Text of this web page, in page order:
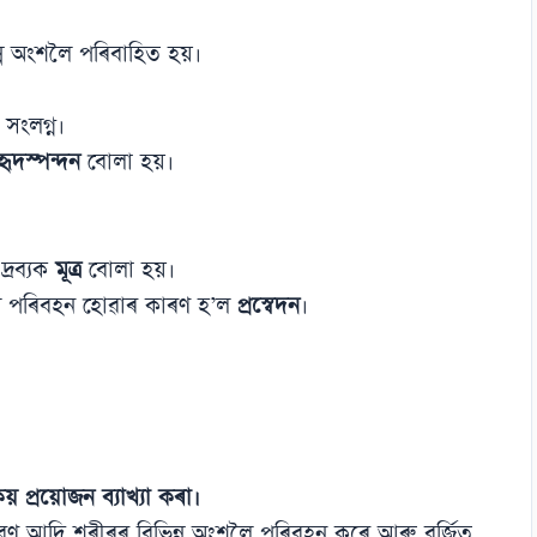
অংশলৈ পৰিবাহিত হয়।
সংলগ্ন।
বোলা হয়।
মূত্ৰবোলা হয়।
হোৱাৰ কাৰণ হ’লপ্ৰস্বেদন।
প্ৰয়োজন ব্যাখ্যা কৰা।